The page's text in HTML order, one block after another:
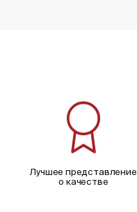
Лучшее представление
о качестве